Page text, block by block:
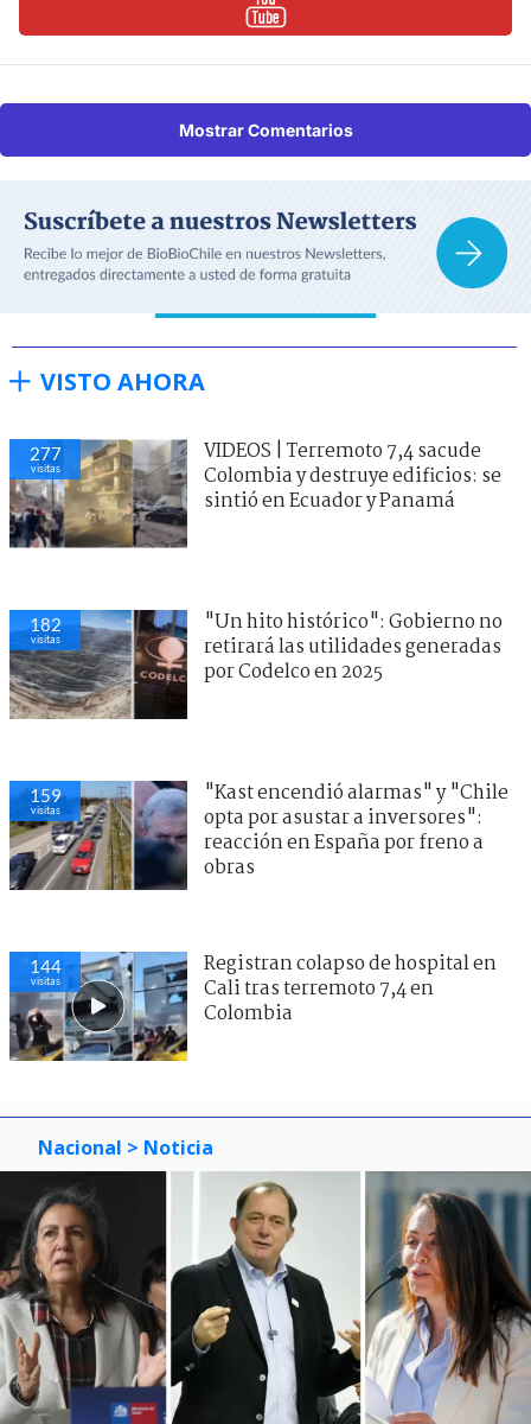
Mostrar Comentarios
VISTO AHORA
277
visitas
VIDEOS | Terremoto 7,4 sacude
Colombia y destruye edificios: se
sintió en Ecuador y Panamá
182
visitas
"Un hito histórico": Gobierno no
retirará las utilidades generadas
por Codelco en 2025
159
visitas
"Kast encendió alarmas" y "Chile
opta por asustar a inversores":
reacción en España por freno a
obras
144
visitas
Registran colapso de hospital en
Cali tras terremoto 7,4 en
Colombia
Nacional > Noticia